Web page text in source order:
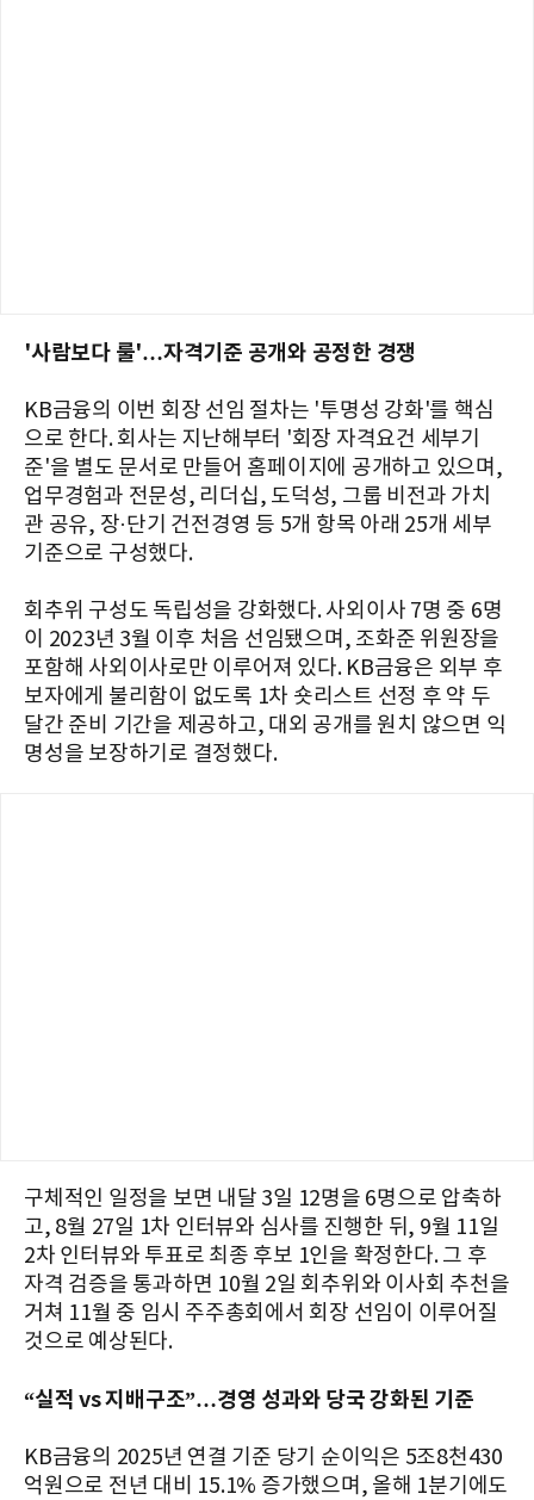
'사람보다 룰'…자격기준 공개와 공정한 경쟁
KB금융의 이번 회장 선임 절차는 '투명성 강화'를 핵심
으로 한다. 회사는 지난해부터 '회장 자격요건 세부기
준'을 별도 문서로 만들어 홈페이지에 공개하고 있으며,
업무경험과 전문성, 리더십, 도덕성, 그룹 비전과 가치
관 공유, 장·단기 건전경영 등 5개 항목 아래 25개 세부
기준으로 구성했다.
회추위 구성도 독립성을 강화했다. 사외이사 7명 중 6명
이 2023년 3월 이후 처음 선임됐으며, 조화준 위원장을
포함해 사외이사로만 이루어져 있다. KB금융은 외부 후
보자에게 불리함이 없도록 1차 숏리스트 선정 후 약 두
달간 준비 기간을 제공하고, 대외 공개를 원치 않으면 익
명성을 보장하기로 결정했다.
구체적인 일정을 보면 내달 3일 12명을 6명으로 압축하
고, 8월 27일 1차 인터뷰와 심사를 진행한 뒤, 9월 11일
2차 인터뷰와 투표로 최종 후보 1인을 확정한다. 그 후
자격 검증을 통과하면 10월 2일 회추위와 이사회 추천을
거쳐 11월 중 임시 주주총회에서 회장 선임이 이루어질
것으로 예상된다.
“실적 vs 지배구조”…경영 성과와 당국 강화된 기준
KB금융의 2025년 연결 기준 당기 순이익은 5조8천430
억원으로 전년 대비 15.1% 증가했으며, 올해 1분기에도